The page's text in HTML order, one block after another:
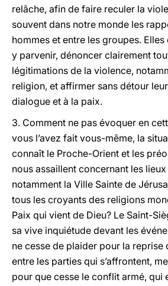
relâche, afin de faire reculer la
souvent dans notre monde les
hommes et entre les groupes.
y parvenir, dénoncer clairement
légitimations de la violence,
religion, et affirmer sans détour
dialogue et à la paix.
3. Comment ne pas évoquer en
vous l’avez fait vous-même, la
connaît le Proche-Orient et les
nous assaillent concernant les
notamment la Ville Sainte de
tous les croyants des religions
Paix qui vient de Dieu? Le Saint-
sa vive inquiétude devant les
ne cesse de plaider pour la reprise
entre les parties qui s’affrontent,
pour que cesse le conflit armé, qui